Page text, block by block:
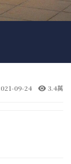
09-24 3.4萬